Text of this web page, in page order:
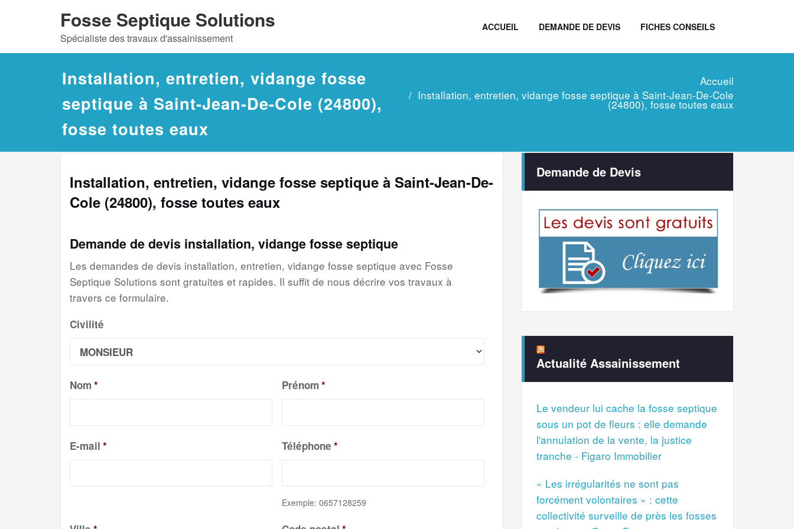
Fosse Septique Solutions
Spécialiste des travaux d'assainissement
ACCUEIL DEMANDE DE DEVIS FICHES CONSEILS
Installation, entretien, vidange fosse
septique à Saint-Jean-De-Cole (24800),
fosse toutes eaux
Accueil
Installation, entretien, vidange fosse septique à Saint-Jean-De-Cole
(24800), fosse toutes eaux
Installation, entretien, vidange fosse septique à Saint-Jean-De-
Cole (24800), fosse toutes eaux
Demande de devis installation, vidange fosse septique
Les demandes de devis installation, entretien, vidange fosse septique avec Fosse
Septique Solutions sont gratuites et rapides. Il suffit de nous décrire vos travaux à
travers ce formulaire.
Civilité
Nom * Prénom *
E-mail * Téléphone *
Exemple: 0657128259
Demande de Devis
Actualité Assainissement
Le vendeur lui cache la fosse septique
sous un pot de fleurs : elle demande
l'annulation de la vente, la justice
tranche - Figaro Immobilier
« Les irrégularités ne sont pas
forcément volontaires » : cette
collectivité surveille de près les fosses